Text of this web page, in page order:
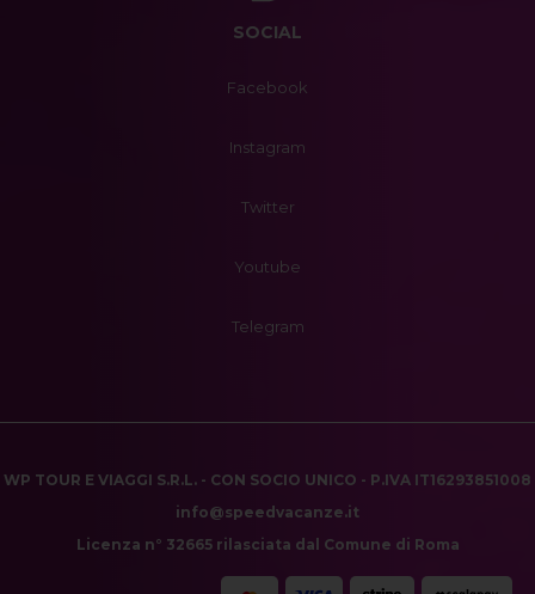
SOCIAL
Facebook
Instagram
Twitter
Youtube
Telegram
WP TOUR E VIAGGI S.R.L. - CON SOCIO UNICO - P.IVA IT16293851008
info@speedvacanze.it
Licenza n° 32665 rilasciata dal Comune di Roma